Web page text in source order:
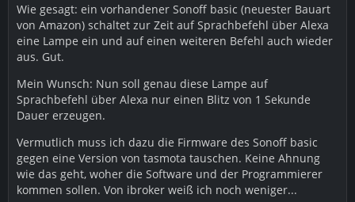
Wie gesagt: ein vorhandener Sonoff basic (neuester Bauart
von Amazon) schaltet zur Zeit auf Sprachbefehl über Alexa
eine Lampe ein und auf einen weiteren Befehl auch wieder
aus. Gut.
Mein Wunsch: Nun soll genau diese Lampe auf
Sprachbefehl über Alexa nur einen Blitz von 1 Sekunde
Dauer erzeugen.
Vermutlich muss ich dazu die Firmware des Sonoff basic
gegen eine Version von tasmota tauschen. Keine Ahnung
wie das geht, woher die Software und der Programmierer
kommen sollen. Von ibroker weiß ich noch weniger...